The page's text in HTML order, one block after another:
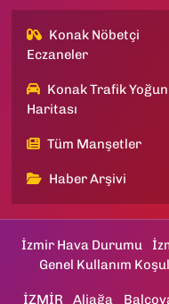
Konak Nöbetçi
Eczaneler
Konak Trafik
Haritası
Tüm Manşetler
Haber Arşivi
İzmir Hava Durumu
Genel Kullanım
İZMİR Aliağa